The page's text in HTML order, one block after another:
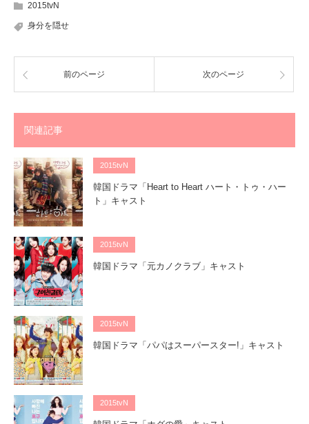
2015tvN
身分を隠せ
前のページ 次のページ
関連記事
2015tvN
韓国ドラマ「Heart to Heart ハート・トゥ・ハー
ト」キャスト
2015tvN
韓国ドラマ「元カノクラブ」キャスト
2015tvN
韓国ドラマ「パパはスーパースター!」キャスト
2015tvN